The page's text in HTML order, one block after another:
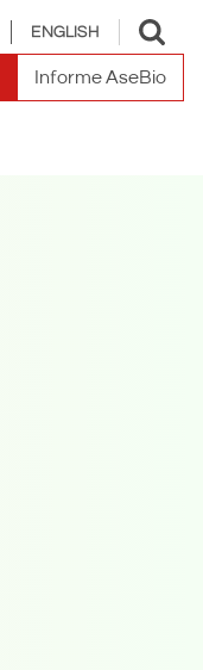
ENGLISH
Toggle
search
Informe AseBio